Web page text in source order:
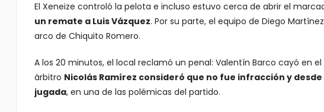
El Xeneize controló la pelota e incluso estuvo cerca de abrir el
un remate a Luis Vázquez. Por su parte, el equipo de Diego
arco de Chiquito Romero.
A los 20 minutos, el local reclamó un penal: Valentín Barco cayó en
árbitro Nicolás Ramírez consideró que no fue infracción y
jugada, en una de las polémicas del partido.